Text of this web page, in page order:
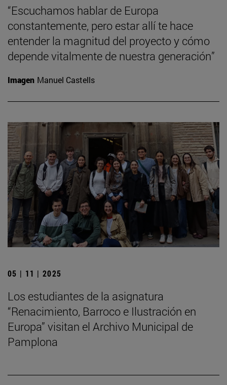
“Escuchamos hablar de Europa
constantemente, pero estar allí te hace
entender la magnitud del proyecto y cómo
depende vitalmente de nuestra generación”
Imagen Manuel Castells
05 | 11 | 2025
Los estudiantes de la asignatura
“Renacimiento, Barroco e Ilustración en
Europa” visitan el Archivo Municipal de
Pamplona